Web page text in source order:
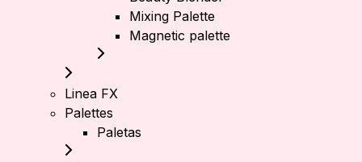
Mixing Palette
Magnetic palette
Linea FX
Palettes
Paletas